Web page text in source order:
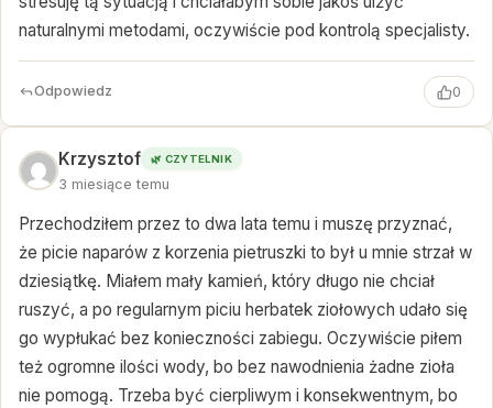
naturalnymi metodami, oczywiście pod kontrolą specjalisty.
Odpowiedz 0
Krzysztof 🌿 CZYTELNIK
3 miesiące temu
Przechodziłem przez to dwa lata temu i muszę przyznać,
że picie naparów z korzenia pietruszki to był u mnie strzał w
dziesiątkę. Miałem mały kamień, który długo nie chciał
ruszyć, a po regularnym piciu herbatek ziołowych udało się
go wypłukać bez konieczności zabiegu. Oczywiście piłem
też ogromne ilości wody, bo bez nawodnienia żadne zioła
nie pomogą. Trzeba być cierpliwym i konsekwentnym, bo